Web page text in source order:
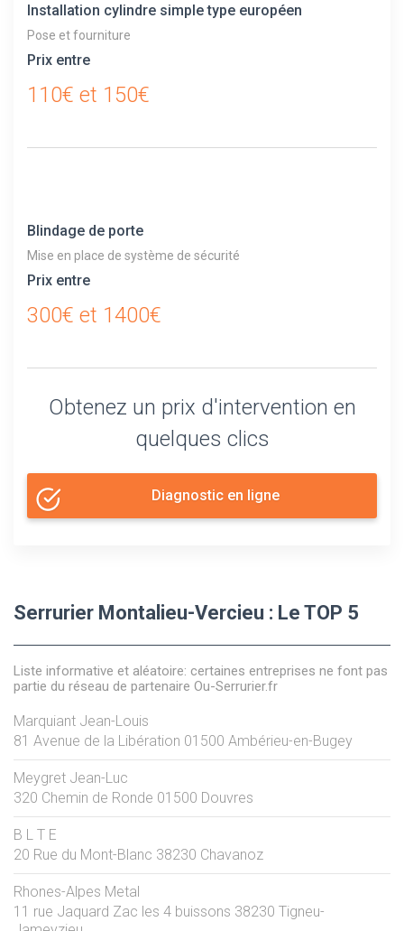
Installation cylindre simple type européen
Pose et fourniture
Prix entre
110€ et 150€
Blindage de porte
Mise en place de système de sécurité
Prix entre
300€ et 1400€
Obtenez un prix d'intervention en
quelques clics
Diagnostic en ligne
Serrurier Montalieu-Vercieu : Le TOP 5
Liste informative et aléatoire: certaines entreprises ne font pas
partie du réseau de partenaire Ou-Serrurier.fr
Marquiant Jean-Louis
81 Avenue de la Libération 01500 Ambérieu-en-Bugey
Meygret Jean-Luc
320 Chemin de Ronde 01500 Douvres
B L T E
20 Rue du Mont-Blanc 38230 Chavanoz
Rhones-Alpes Metal
11 rue Jaquard Zac les 4 buissons 38230 Tigneu-